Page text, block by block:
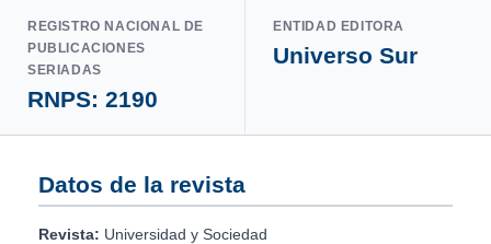
REGISTRO NACIONAL DE
PUBLICACIONES
SERIADAS
RNPS: 2190
ENTIDAD EDITORA
Universo Sur
Datos de la revista
Revista: Universidad y Sociedad